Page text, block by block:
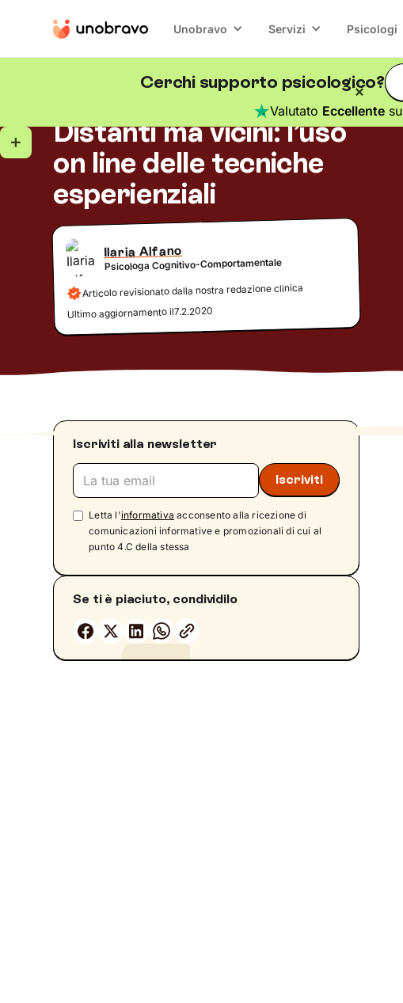
Unobravo Servizi Psicologi
Cerchi supporto psicologico?
Valutato Eccellentesu
minuti di lettura
Distanti ma vicini: l’uso
on line delle tecniche
esperienziali
Ilaria Alfano
Psicologa Cognitivo-Comportamentale
Articolo revisionato dalla nostra redazione clinica
Ultimo aggiornamento il7.2.2020
Iscriviti alla newsletter
Letta l'informativa acconsento alla ricezione di
comunicazioni informative e promozionali di cui al
punto 4.C della stessa
Se ti è piaciuto, condividilo